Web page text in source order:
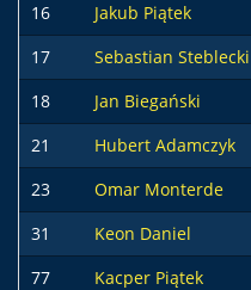
16 Jakub Piątek
17 Sebastian Steblecki
18 Jan Biegański
21 Hubert Adamczyk
23 Omar Monterde
31 Keon Daniel
77 Kacper Piątek